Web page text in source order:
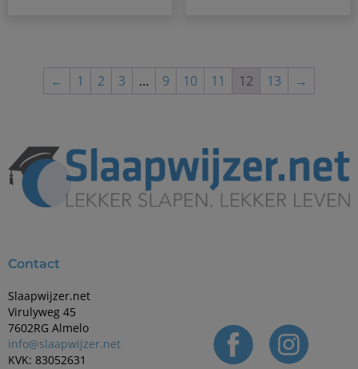
← 1 2 3 … 9 10 11 12 13 →
Contact
Slaapwijzer.net
Virulyweg 45
7602RG Almelo
info@slaapwijzer.net
KVK: 83052631